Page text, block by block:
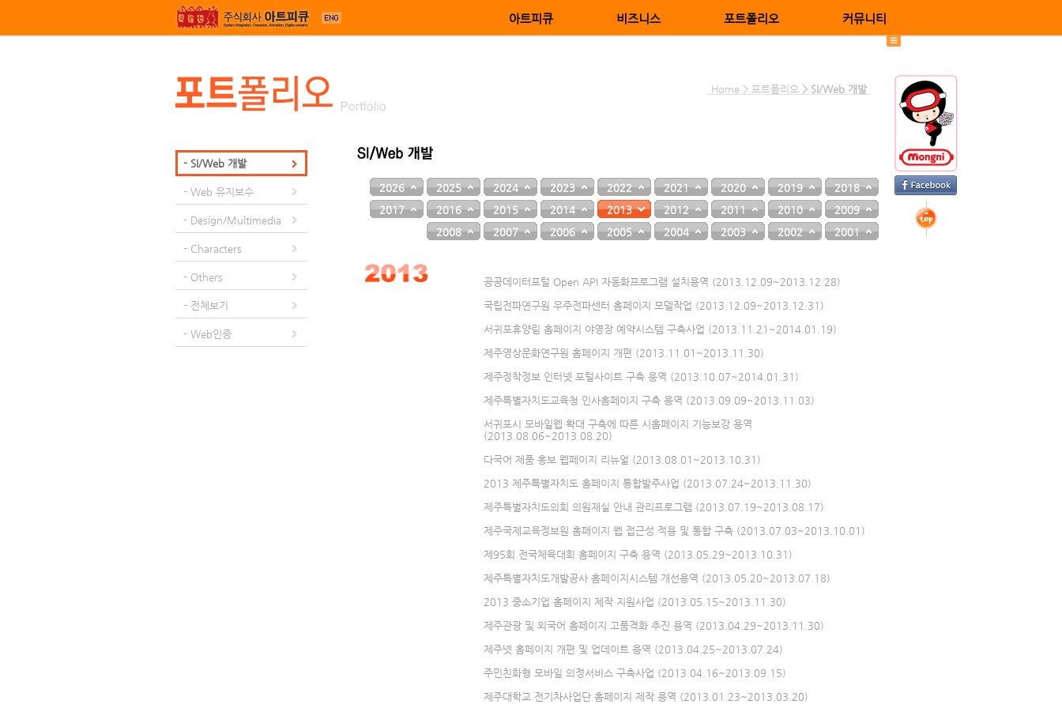
아트피큐 비즈니스 포트폴리오 커뮤니티
- SI/Web 개발
- Web 유지보수
- Design/Multimedia
- Characters
- Others
- 전체보기
- Web인증
Home > 포트폴리오 > SI/Web 개발
2026 2025 2024 2023 2022 2021 2020 2019
2018
2017
2016 2015 2014 2013 2012 2011 2010
2009
2008
2007 2006 2005 2004 2003 2002 2001
공공데이터포털 Open API 자동화프로그램 설치용역 (2013.12.09~2013.12.28)
국립전파연구원 우주전파센터 홈페이지 모델작업 (2013.12.09~2013.12.31)
서귀포휴양림 홈페이지 야영장 예약시스템 구축사업 (2013.11.21~2014.01.19)
제주영상문화연구원 홈페이지 개편 (2013.11.01~2013.11.30)
제주정착정보 인터넷 포털사이트 구축 용역 (2013.10.07~2014.01.31)
제주특별자치도교육청 인사홈페이지 구축 용역 (2013.09.09~2013.11.03)
서귀포시 모바일웹 확대 구축에 따른 시홈페이지 기능보강 용역
(2013.08.06~2013.08.20)
다국어 제품 홍보 웹페이지 리뉴얼 (2013.08.01~2013.10.31)
2013 제주특별자치도 홈페이지 통합발주사업 (2013.07.24~2013.11.30)
제주특별자치도의회 의원재실 안내 관리프로그램 (2013.07.19~2013.08.17)
제주국제교육정보원 홈페이지 웹 접근성 적용 및 통합 구축 (2013.07.03~2013.10.01)
제95회 전국체육대회 홈페이지 구축 용역 (2013.05.29~2013.10.31)
제주특별자치도개발공사 홈페이지시스템 개선용역 (2013.05.20~2013.07.18)
2013 중소기업 홈페이지 제작 지원사업 (2013.05.15~2013.11.30)
제주관광 및 외국어 홈페이지 고품격화 추진 용역 (2013.04.29~2013.11.30)
제주넷 홈페이지 개편 및 업데이트 용역 (2013.04.25~2013.07.24)
주민친화형 모바일 의정서비스 구축사업 (2013.04.16~2013.09.15)
제주대학교 전기차사업단 홈페이지 제작 용역 (2013.01.23~2013.03.20)